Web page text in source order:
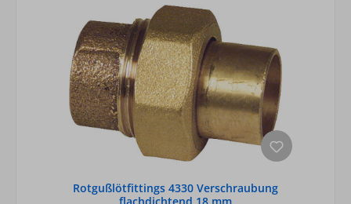
Rotgußlötfittings 4330 Verschraubung